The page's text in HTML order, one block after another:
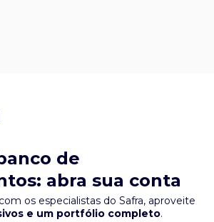
de
abra sua conta
os especialistas do Safra, aproveite
e um portfólio completo.